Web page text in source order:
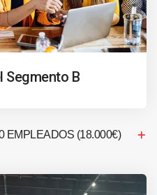
Segmento B
EMPLEADOS (18.000€)